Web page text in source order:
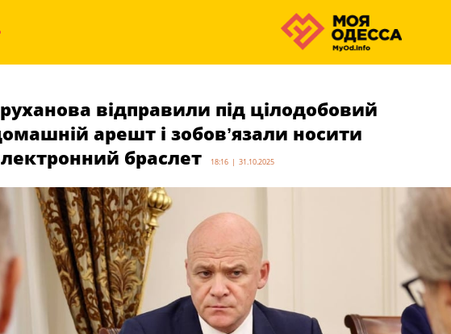
відправили під цілодобовий
арешт і зобовʼязали носити
браслет
18:16 | 31.10.2025